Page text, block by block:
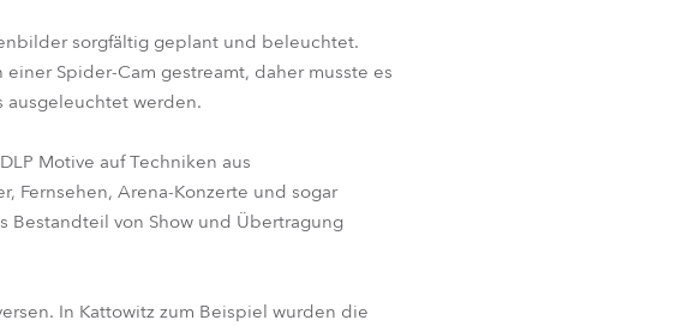
sorgfältig geplant und beleuchtet.
Spider-Cam gestreamt, daher musste es
ausgeleuchtet werden.
Motive auf Techniken aus
Fernsehen, Arena-Konzerte und sogar
Bestandteil von Show und Übertragung
In Kattowitz zum Beispiel wurden die